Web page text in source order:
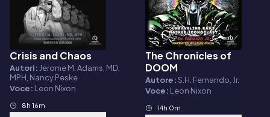
Audiolibro
Crisis and Chaos
Autori: Jerome M. Adams, MD,
MPH, Nancy Peske
Voce: Leon Nixon
8h 16m
Audiolibro
The Chronicles of
DOOM
Autore:S.H. Fernando, Jr.
Voce: Leon Nixon
14h 0m